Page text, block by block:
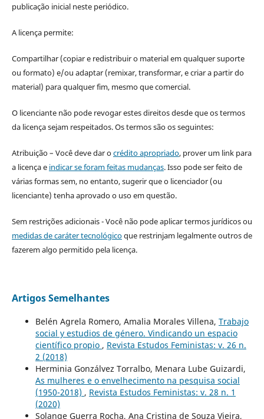
publicação inicial neste periódico.
A licença permite:
Compartilhar (copiar e redistribuir o material em qualquer suporte
ou formato) e/ou adaptar (remixar, transformar, e criar a partir do
material) para qualquer fim, mesmo que comercial.
O licenciante não pode revogar estes direitos desde que os termos
da licença sejam respeitados. Os termos são os seguintes:
Atribuição – Você deve dar ocrédito apropriado, prover um link para
a licença e indicar se foram feitas mudanças. Isso pode ser feito de
várias formas sem, no entanto, sugerir que o licenciador (ou
licenciante) tenha aprovado o uso em questão.
Sem restrições adicionais - Você não pode aplicar termos jurídicos ou
medidas de caráter tecnológicoque restrinjam legalmente outros de
fazerem algo permitido pela licença.
Artigos Semelhantes
Belén Agrela Romero, Amalia Morales Villena, Trabajo
social y estudios de género. Vindicando un espacio
científico propio , Revista Estudos Feministas: v. 26 n.
2 (2018)
Herminia Gonzálvez Torralbo, Menara Lube Guizardi,
As mulheres e o envelhecimento na pesquisa social
(1950-2018) , Revista Estudos Feministas: v. 28 n. 1
(2020)
Solange Guerra Rocha, Ana Cristina de Souza Vieira,